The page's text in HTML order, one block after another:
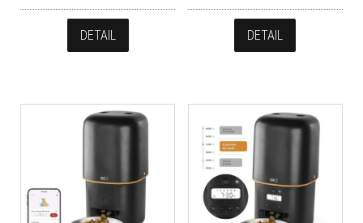
DETAIL DETAIL